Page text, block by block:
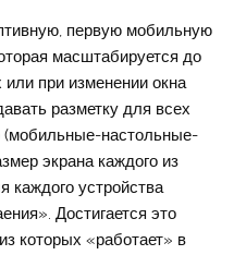
первую мобильную
масштабируется до
или при изменении окна
разметку для всех
(мобильные-настольные-
экрана каждого из
каждого устройства
Достигается это
которых «работает» в